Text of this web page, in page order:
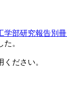
学部研究報告別冊
。
ください。